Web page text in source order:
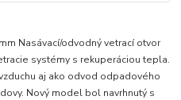
Nasávací/odvodný vetrací otvor
systémy s rekuperáciou tepla.
aj ako odvod odpadového
Nový model bol navrhnutý s